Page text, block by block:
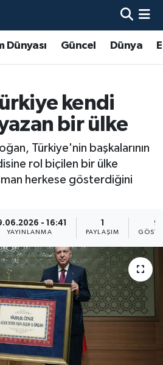
Dünyası Güncel Dünya
kendi
bir ülke
Türkiye'nin başkalarının
rol biçilen bir ülke
herkese gösterdiğini
- 16:41
YAYINLANMA PAYLAŞIM
9
ve Fikstür